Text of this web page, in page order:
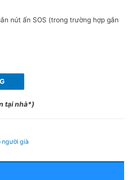
nút ấn SOS (trong trường hợp gắn
tại nhà*)
người già